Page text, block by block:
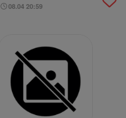
08.04 20:59